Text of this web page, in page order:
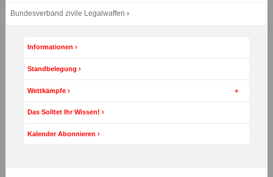
unterteilt
jeder
abschnitt
durch
Bundesverband zivile Legalwaffen
Menü
Informationen
Standbelegung
Wettkämpfe
Das Solltet Ihr Wissen!
Kalender Abonnieren